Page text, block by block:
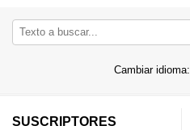
Cambiar idioma:
SUSCRIPTORES